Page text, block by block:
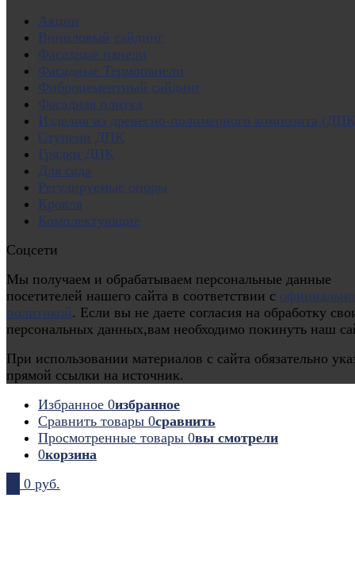
Акции
Виниловый сайдинг
Фасадные панели
Фасадные Термопанели
Фиброцементный сайдинг
Фасадная плитка
Изделия из древесно-полимерного композита
Ступени ДПК
Грядки ДПК
Для сада
Регулируемые опоры
Кровля
Комплектующие
Соцсети
Мы получаем и обрабатываем персональные данные
посетителей нашего сайта в соответствии с
политикой. Если вы не даете согласия на обработку
персональных данных,вам необходимо покинуть наш
При использовании материалов с сайта обязательно
прямой ссылки на источник.
Избранное 0избранное
Сравнить товары 0сравнить
Просмотренные товары 0вы смотрели
0корзина
0 руб.